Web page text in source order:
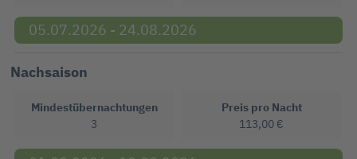
05.07.2026 - 24.08.2026
Nachsaison
Mindestübernachtungen
3
Preis pro Nacht
113,00 €